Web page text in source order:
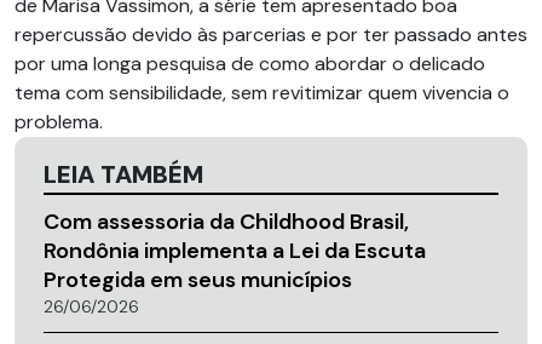
de Marisa Vassimon, a série tem apresentado boa
repercussão devido às parcerias e por ter passado antes
por uma longa pesquisa de como abordar o delicado
tema com sensibilidade, sem revitimizar quem vivencia o
problema.
LEIA TAMBÉM
Com assessoria da Childhood Brasil,
Rondônia implementa a Lei da Escuta
Protegida em seus municípios
26/06/2026